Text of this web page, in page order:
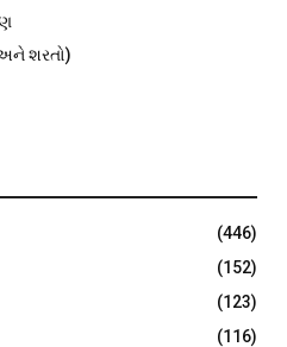
શરતો)
(446)
(152)
(123)
(116)